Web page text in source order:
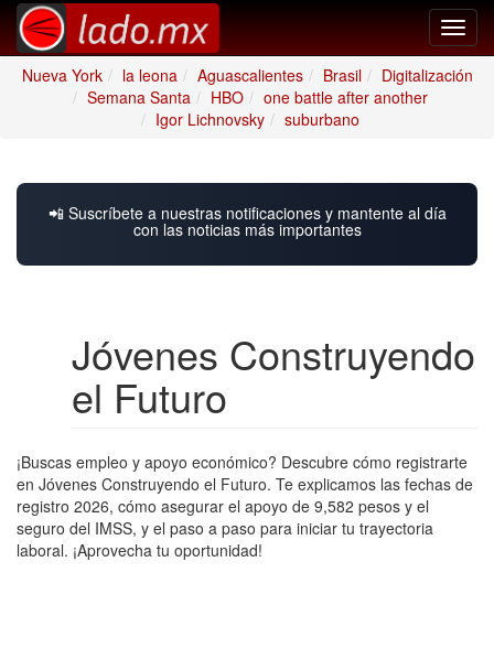
Nueva York
la leona Aguascalientes Brasil
Digitalización
Semana Santa
HBO
one battle after another
Igor Lichnovsky
suburbano
📲 Suscríbete a nuestras notificaciones y mantente al día
con las noticias más importantes
Jóvenes Construyendo
el Futuro
¡Buscas empleo y apoyo económico? Descubre cómo registrarte
en Jóvenes Construyendo el Futuro. Te explicamos las fechas de
registro 2026, cómo asegurar el apoyo de 9,582 pesos y el
seguro del IMSS, y el paso a paso para iniciar tu trayectoria
laboral. ¡Aprovecha tu oportunidad!